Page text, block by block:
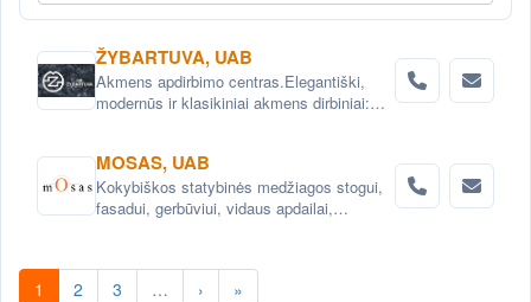
ŽYBARTUVA, UAB
Akmens apdirbimo centras.Elegantiški,
modernūs ir klasikiniai akmens dirbiniai:
Paminklai, antkapiai.
MOSAS, UAB
Kokybiškos statybinės medžiagos stogui,
fasadui, gerbūviui, vidaus apdailai,
1 2 3 … › »